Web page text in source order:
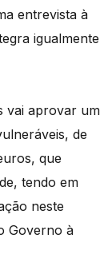
entrevista à
igualmente
vai aprovar um
de
que
tendo em
neste
Governo à